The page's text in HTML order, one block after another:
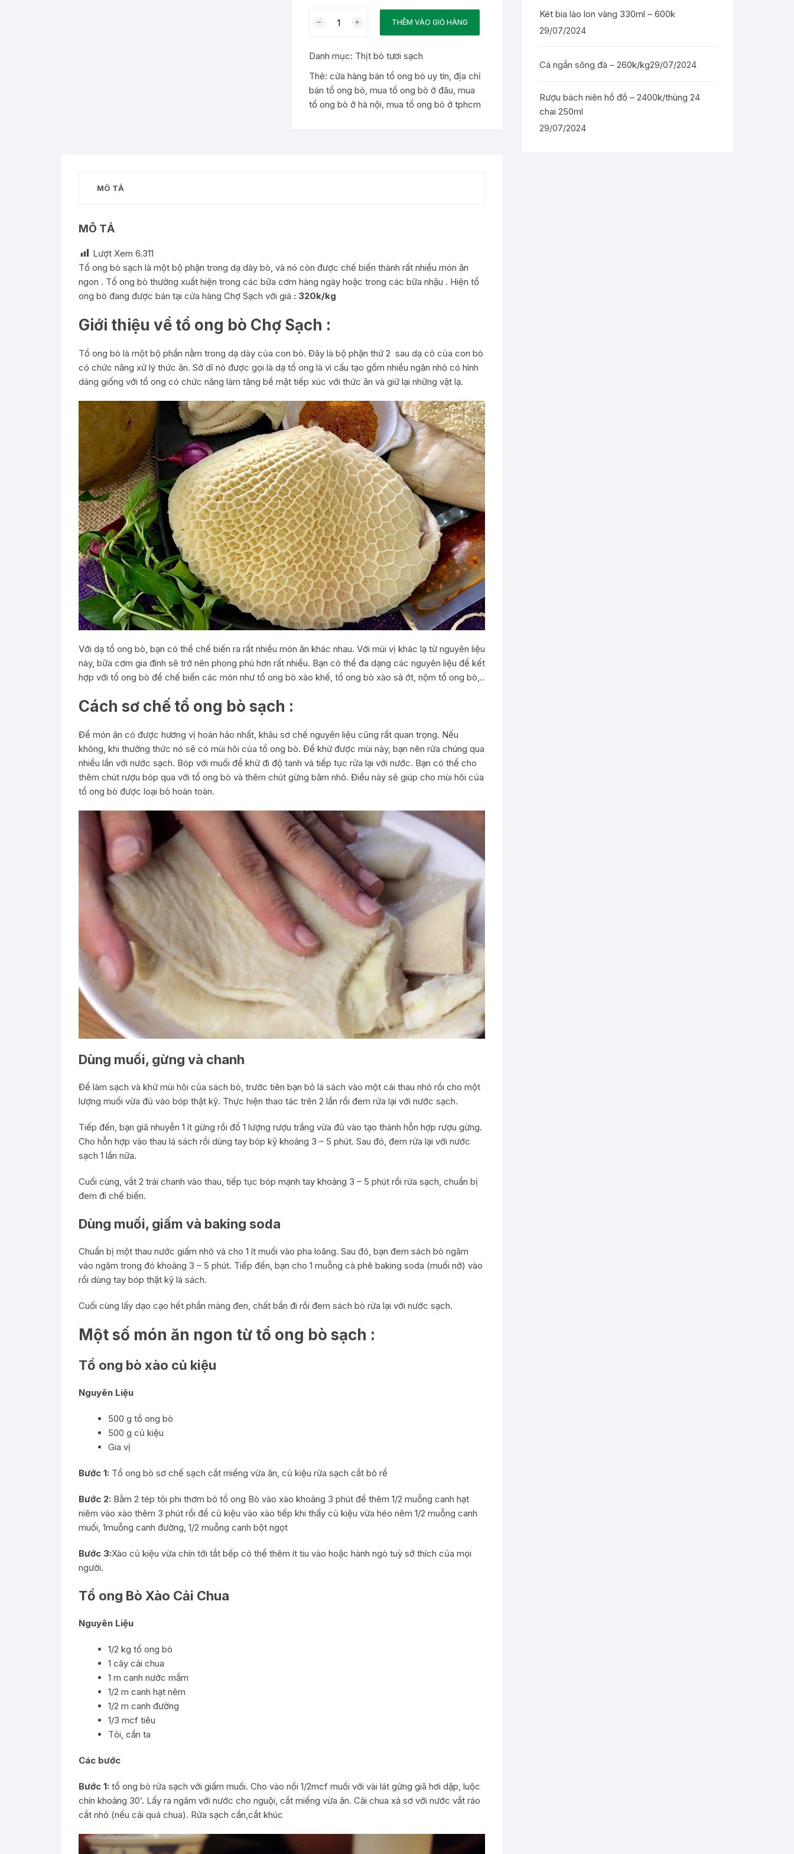
Sạch
số
lượng
THÊM VÀO GIỎ HÀNG
Danh mục: Thịt bò tươi sạch
Thẻ: cửa hàng bán tổ ong bò uy tín, địa chỉ
bán tổ ong bò, mua tổ ong bò ở đâu, mua
tổ ong bò ở hà nội, mua tổ ong bò ở tphcm
MÔ TẢ
MÔ TẢ
Lượt Xem 6.311
Tổ ong bò sạch là một bộ phận trong dạ dày bò, và nó còn được chế biến thành rất nhiều món ăn
ngon . Tổ ong bò thường xuất hiện trong các bữa cơm hàng ngày hoặc trong các bữa nhậu . Hiện tổ
ong bò đang được bán tại cửa hàng Chợ Sạch với giá : 320k/kg
Giới thiệu về tổ ong bò Chợ Sạch :
Tổ ong bò là một bộ phần nằm trong dạ dày của con bò. Đây là bộ phận thứ 2 sau dạ cỏ của con bò
có chức năng xử lý thức ăn. Sở dĩ nó được gọi là dạ tổ ong là vì cấu tạo gồm nhiều ngăn nhỏ có hình
dáng giống với tổ ong có chức năng làm tăng bề mặt tiếp xúc với thức ăn và giữ lại những vật lạ.
Với dạ tổ ong bò, bạn có thể chế biến ra rất nhiều món ăn khác nhau. Với mùi vị khác lạ từ nguyên liệu
này, bữa cơm gia đình sẽ trở nên phong phú hơn rất nhiều. Bạn có thể đa dạng các nguyên liệu để kết
hợp với tổ ong bò để chế biến các món như tổ ong bò xào khế, tổ ong bò xào sả ớt, nộm tổ ong bò,..
Cách sơ chế tổ ong bò sạch :
Để món ăn có được hương vị hoàn hảo nhất, khâu sơ chế nguyên liệu cũng rất quan trọng. Nếu
không, khi thưởng thức nó sẽ có mùi hôi của tổ ong bò. Để khử được mùi này, bạn nên rửa chúng qua
nhiều lần với nước sạch. Bóp với muối để khử đi độ tanh và tiếp tục rửa lại với nước. Bạn có thể cho
thêm chút rượu bóp qua với tổ ong bò và thêm chút gừng băm nhỏ. Điều này sẽ giúp cho mùi hôi của
tổ ong bò được loại bỏ hoàn toàn.
Dùng muối, gừng và chanh
Để làm sạch và khử mùi hôi của sách bò, trước tiên bạn bỏ lá sách vào một cái thau nhỏ rồi cho một
lượng muối vừa đủ vào bóp thật kỹ. Thực hiện thao tác trên 2 lần rồi đem rửa lại với nước sạch.
Tiếp đến, bạn giã nhuyễn 1 ít gừng rồi đổ 1 lượng rượu trắng vừa đủ vào tạo thành hỗn hợp rượu gừng.
Cho hỗn hợp vào thau lá sách rồi dùng tay bóp kỹ khoảng 3 – 5 phút. Sau đó, đem rửa lại với nước
sạch 1 lần nữa.
Cuối cùng, vắt 2 trái chanh vào thau, tiếp tục bóp mạnh tay khoảng 3 – 5 phút rồi rửa sạch, chuẩn bị
đem đi chế biến.
Dùng muối, giấm và baking soda
Chuẩn bị một thau nước giấm nhỏ và cho 1 ít muối vào pha loãng. Sau đó, bạn đem sách bò ngâm
vào ngâm trong đó khoảng 3 – 5 phút. Tiếp đến, bạn cho 1 muỗng cà phê baking soda (muối nở) vào
rồi dùng tay bóp thật kỹ lá sách.
Cuối cùng lấy dạo cạo hết phần màng đen, chất bẩn đi rồi đem sách bò rửa lại với nước sạch.
Một số món ăn ngon từ tổ ong bò sạch :
Tổ ong bò xào củ kiệu
Nguyên Liệu
500 g tổ ong bò
500 g củ kiệu
Gia vị
Bước 1: Tổ ong bò sơ chế sạch cắt miếng vừa ăn, củ kiệu rửa sạch cắt bỏ rể
Bước 2: Bằm 2 tép tỏi phi thơm bỏ tổ ong Bò vào xào khoảng 3 phút để thêm 1/2 muỗng canh hạt
niêm vào xào thêm 3 phút rồi để củ kiệu vào xào tiếp khi thấy củ kiệu vừa héo nêm 1/2 muỗng canh
muối, 1muỗng canh đường, 1/2 muỗng canh bột ngọt
Bước 3:Xào củ kiệu vừa chín tới tắt bếp có thể thêm ít tiu vào hoặc hành ngò tuỳ sở thích của mọi
người.
Tổ ong Bò Xào Cải Chua
Nguyên Liệu
1/2 kg tổ ong bò
1 cây cải chua
1 m canh nước mắm
1/2 m canh hạt nêm
1/2 m canh đường
1/3 mcf tiêu
Tỏi, cần ta
Các bước
Bước 1: tổ ong bò rửa sạch với giấm muối. Cho vào nồi 1/2mcf muối với vài lát gừng giã hơi dập, luộc
chín khoảng 30’. Lấy ra ngâm với nước cho nguội, cắt miếng vừa ăn. Cải chua xả sơ với nước vắt ráo
cắt nhỏ (nếu cải quá chua). Rửa sạch cần,cắt khúc
Két bia lào lon vàng 330ml – 600k
29/07/2024
Cá ngần sông đà – 260k/kg29/07/2024
Rượu bách niên hồ đồ – 2400k/thùng 24
chai 250ml
29/07/2024